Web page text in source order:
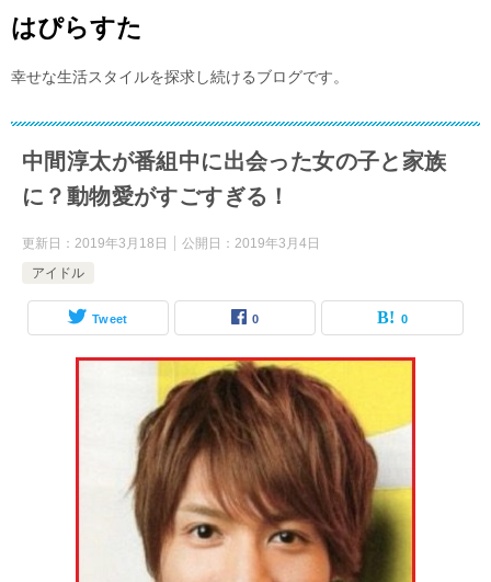
はぴらすた
幸せな生活スタイルを探求し続けるブログです。
中間淳太が番組中に出会った女の子と家族
に？動物愛がすごすぎる！
更新日： 2019年3月18日 公開日： 2019年3月4日
アイドル
Tweet 0 0